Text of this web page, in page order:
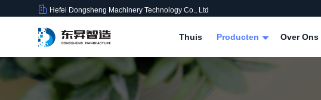
Hefei Dongsheng Machinery Technology Co., Ltd
Thuis Producten Over Ons